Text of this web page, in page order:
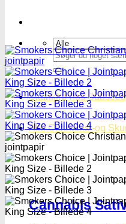
Søg
efter:
Skunkfrø hos Subseed
Alle Cannabis -og
Cannabis